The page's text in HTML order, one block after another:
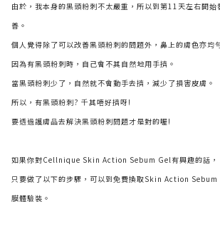
由於，我本身的黑頭粉刺不太嚴重，所以到第11天左右開始
善。
個人覺得除了可以改善黑頭粉刺的問題外，鼻上的膚色亦均
因為有黑頭粉刺時，自己會不其自然地用手擠。
當黑頭粉刺少了，自然就不會動手去擠，減少了損害皮膚。
所以，有黑頭粉刺? 千其唔好擠呀!
要透過護膚品去解決黑頭粉刺問題才是對的喔!
如果你對Cellnique Skin Action Sebum Gel有興趣的話，
只要做了以下的步驟，可以到免費換取Skin Action Sebum
膜體驗裝。